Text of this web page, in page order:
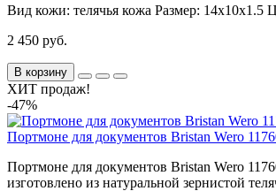
Вид кожи: телячья кожа Размер: 14х10х1.5
2 450 руб.
В корзину
ХИТ продаж!
-47%
Портмоне для документов Bristan Wero
Портмоне для документов Bristan Wero
изготовлено из натуральной зернистой